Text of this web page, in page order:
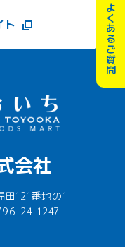
よくあるご質問
ト
会社
121番地の1
24-1247